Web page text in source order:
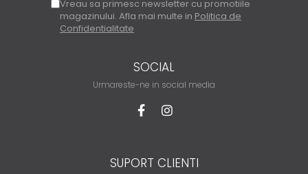
Vreau sa primesc newsletter cu promotiile
magazinului. Afla mai multe in Politica de
Confidentialitate
SOCIAL
Urmareste-ne in social media
SUPORT CLIENTI